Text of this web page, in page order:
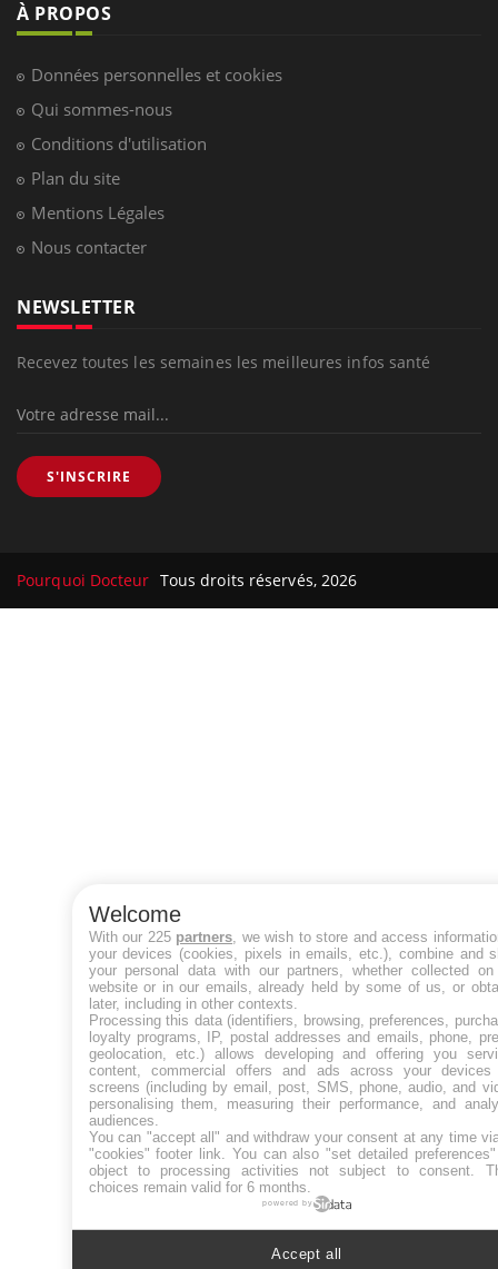
À PROPOS
Données personnelles et cookies
Qui sommes-nous
Conditions d'utilisation
Plan du site
Mentions Légales
Nous contacter
NEWSLETTER
Recevez toutes les semaines les meilleures infos santé
S'INSCRIRE
Pourquoi Docteur Tous droits réservés, 2026
Welcome
With our 225 partners , we wish to store and access
your devices (cookies, pixels in emails, etc.), combine and
your personal data with our partners, whether collected
website or in our emails, already held by some of us, or
later, including in other contexts.
Processing this data (identifiers, browsing, preferences,
loyalty programs, IP, postal addresses and emails, phone,
geolocation, etc.) allows developing and offering you
content, commercial offers and ads across your devices
screens (including by email, post, SMS, phone, audio, and
personalising them, measuring their performance, and
audiences.
You can "accept all" and withdraw your consent at any time
"cookies" footer link . You can also "set detailed
object to processing activities not subject to consent.
choices remain valid for 6 months.
powered by
Accept all